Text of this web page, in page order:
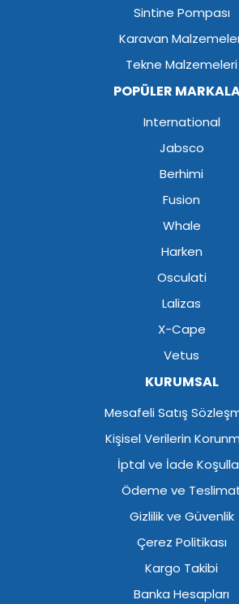
Sintine Pompası
Karavan
Tekne Malzemeleri
POPÜLER
International
Jabsco
Berhimi
Fusion
Whale
Harken
Osculati
Lalizas
X-Cape
Vetus
KURUMSAL
Mesafeli Satış
Kişisel Verilerin
İptal ve İade
Ödeme ve
Gizlilik ve Güvenlik
Çerez Politikası
Kargo Takibi
Banka Hesapları